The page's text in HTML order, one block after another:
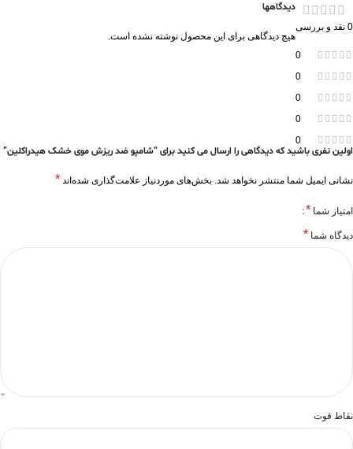
0 نقد و بررسی
0
0
0
0
0
دیدگاهها
هیچ دیدگاهی برای این محصول نوشته نشده است.
اولین نفری باشید که دیدگاهی را ارسال می کنید برای “شامپو ضد ریزش موی خشک هیدراکلین”
نشانی ایمیل شما منتشر نخواهد شد. بخش‌های موردنیاز علامت‌گذاری شده‌اند *
امتیاز شما *
دیدگاه شما *
نقاط قوت